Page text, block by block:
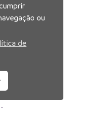
de Manaus
ou
de